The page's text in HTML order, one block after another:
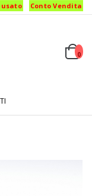
Conto Vendita
0